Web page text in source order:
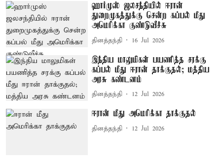
ஹார்முஸ் ஜலசந்தியில் ஈரான்
துறைமுகத்துக்கு சென்ற கப்பல் மீது
அமெரிக்கா குண்டுவீச்சு
தினத்தந்தி 16 Jul 2026
இந்திய மாலுமிகள் பயணித்த சரக்கு
கப்பல் மீது ஈரான் தாக்குதல்; மத்திய
அரசு கண்டனம்
தினத்தந்தி 12 Jul 2026
ஈரான் மீது அமெரிக்கா தாக்குதல்
தினத்தந்தி 12 Jul 2026